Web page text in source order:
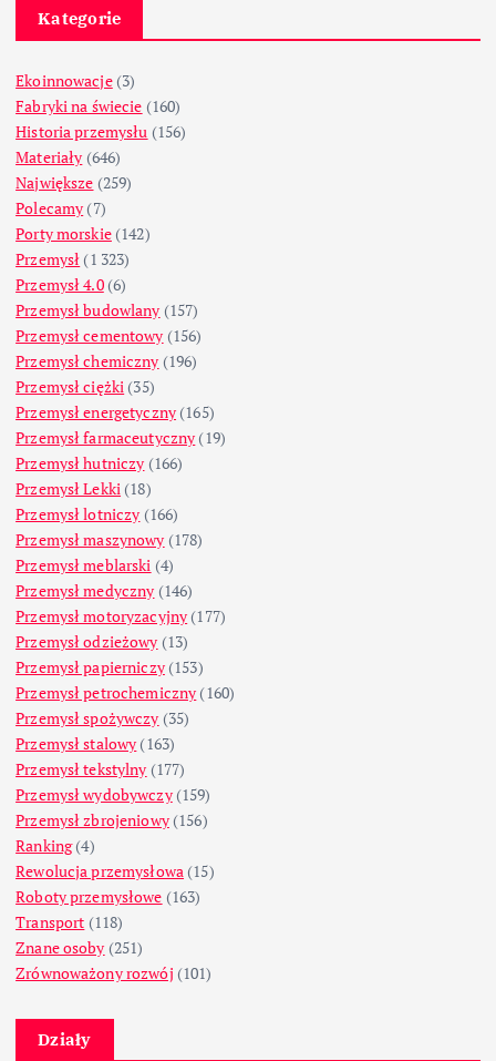
Kategorie
Ekoinnowacje(3)
Fabryki na świecie (160)
Historia przemysłu (156)
Materiały (646)
Największe (259)
Polecamy (7)
Porty morskie(142)
Przemysł (1 323)
Przemysł 4.0(6)
Przemysł budowlany (157)
Przemysł cementowy (156)
Przemysł chemiczny (196)
Przemysł ciężki (35)
Przemysł energetyczny (165)
Przemysł farmaceutyczny (19)
Przemysł hutniczy (166)
Przemysł Lekki (18)
Przemysł lotniczy (166)
Przemysł maszynowy (178)
Przemysł meblarski (4)
Przemysł medyczny (146)
Przemysł motoryzacyjny (177)
Przemysł odzieżowy (13)
Przemysł papierniczy(153)
Przemysł petrochemiczny (160)
Przemysł spożywczy (35)
Przemysł stalowy (163)
Przemysł tekstylny (177)
Przemysł wydobywczy(159)
Przemysł zbrojeniowy(156)
Ranking(4)
Rewolucja przemysłowa (15)
Roboty przemysłowe (163)
Transport (118)
Znane osoby (251)
Zrównoważony rozwój (101)
Działy